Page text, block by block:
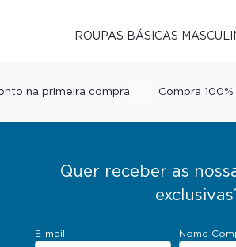
ROUPAS BÁSICAS
na primeira compra Compra 100%
Quer receber as
E-mail Nome